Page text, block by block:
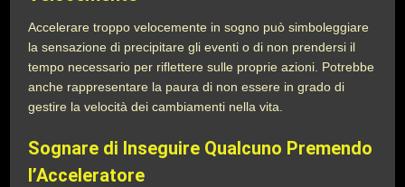
Accelerare troppo velocemente in sogno può simboleggiare
la sensazione di precipitare gli eventi o di non prendersi il
tempo necessario per riflettere sulle proprie azioni. Potrebbe
anche rappresentare la paura di non essere in grado di
gestire la velocità dei cambiamenti nella vita.
Sognare di Inseguire Qualcuno Premendo
l’Acceleratore